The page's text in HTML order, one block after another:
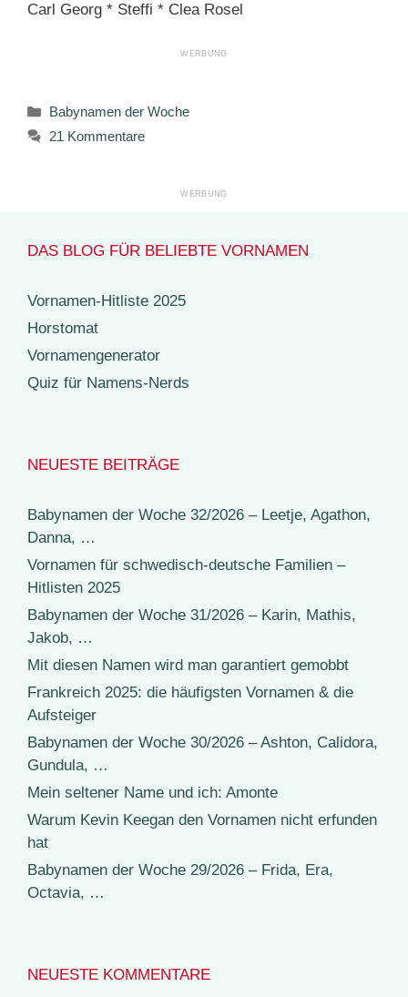
Carl Georg * Steffi * Clea Rosel
Kategorien
Babynamen der Woche
21 Kommentare
DAS BLOG FÜR BELIEBTE VORNAMEN
Vornamen-Hitliste 2025
Horstomat
Vornamengenerator
Quiz für Namens-Nerds
NEUESTE BEITRÄGE
Babynamen der Woche 32/2026 – Leetje, Agathon,
Danna, …
Vornamen für schwedisch-deutsche Familien –
Hitlisten 2025
Babynamen der Woche 31/2026 – Karin, Mathis,
Jakob, …
Mit diesen Namen wird man garantiert gemobbt
Frankreich 2025: die häufigsten Vornamen & die
Aufsteiger
Babynamen der Woche 30/2026 – Ashton, Calidora,
Gundula, …
Mein seltener Name und ich: Amonte
Warum Kevin Keegan den Vornamen nicht erfunden
hat
Babynamen der Woche 29/2026 – Frida, Era,
Octavia, …
NEUESTE KOMMENTARE